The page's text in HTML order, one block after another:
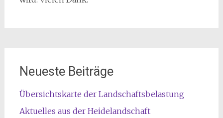
Neueste Beiträge
Übersichtskarte der Landschaftsbelastung
Aktuelles aus der Heidelandschaft